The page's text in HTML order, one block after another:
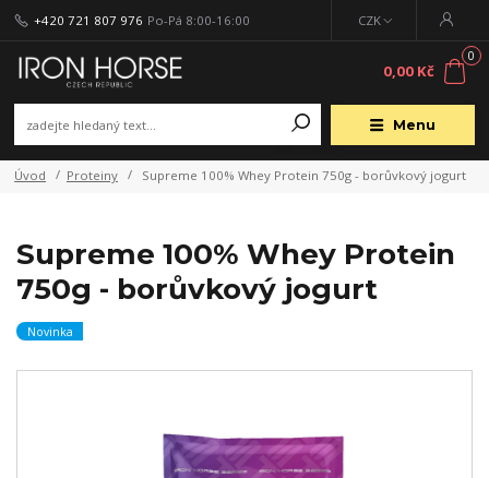
Menu
CZK
+420 721 807 976 Po-Pá 8:00-16:00
0
0,00 Kč
Úvod Proteiny Supreme 100% Whey Protein 750g - borůvkový jogurt
Supreme 100% Whey Protein
750g - borůvkový jogurt
Novinka